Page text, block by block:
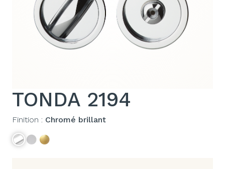
TONDA 2194
Finition : Chromé brillant